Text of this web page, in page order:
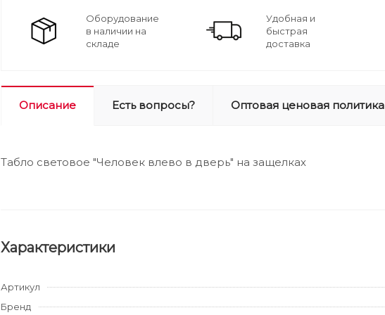
Оборудование
в наличии на
складе
Удобная и
быстрая
доставка
Описание Есть вопросы? Оптовая ценовая политика
Табло световое "Человек влево в дверь" на защелках
Характеристики
Артикул
Бренд